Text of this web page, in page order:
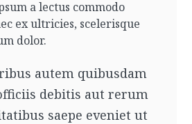
a lectus commodo
ex ultricies, scelerisque
dolor.
autem quibusdam
debitis aut rerum
saepe eveniet ut